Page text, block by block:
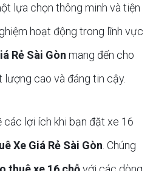
lựa chọn thông minh và tiện
hoạt động trong lĩnh vực
Rẻ Sài Gòn mang đến cho
lượng cao và đáng tin cậy.
các lợi ích khi bạn đặt xe 16
Xe Giá Rẻ Sài Gòn . Chúng